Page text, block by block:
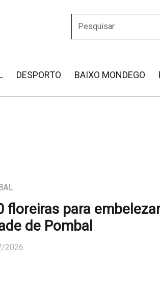
DESPORTO BAIXO MONDEGO
floreiras para
de Pombal
2026